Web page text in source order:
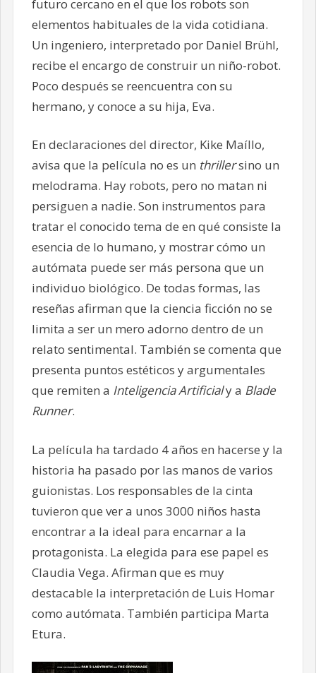
futuro cercano en el que los robots son
elementos habituales de la vida cotidiana.
Un ingeniero, interpretado por Daniel Brühl,
recibe el encargo de construir un niño-robot.
Poco después se reencuentra con su
hermano, y conoce a su hija, Eva.
En declaraciones del director, Kike Maíllo,
avisa que la película no es un thrillersino un
melodrama. Hay robots, pero no matan ni
persiguen a nadie. Son instrumentos para
tratar el conocido tema de en qué consiste la
esencia de lo humano, y mostrar cómo un
autómata puede ser más persona que un
individuo biológico. De todas formas, las
reseñas afirman que la ciencia ficción no se
limita a ser un mero adorno dentro de un
relato sentimental. También se comenta que
presenta puntos estéticos y argumentales
que remiten a Inteligencia Artificialy a Blade
Runner.
La película ha tardado 4 años en hacerse y la
historia ha pasado por las manos de varios
guionistas. Los responsables de la cinta
tuvieron que ver a unos 3000 niños hasta
encontrar a la ideal para encarnar a la
protagonista. La elegida para ese papel es
Claudia Vega. Afirman que es muy
destacable la interpretación de Luis Homar
como autómata. También participa Marta
Etura.